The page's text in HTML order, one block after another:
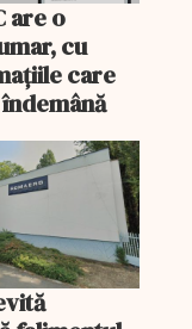
are o
cu
care